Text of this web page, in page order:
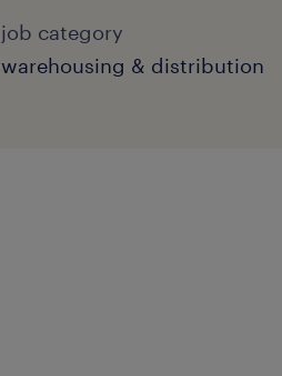
job category
warehousing & distribution